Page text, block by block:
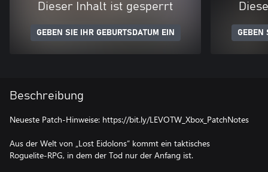
Dieser Inhalt ist gesperrt
GEBEN SIE IHR GEBURTSDATUM EIN GEBEN
Beschreibung
Neueste Patch-Hinweise: https://bit.ly/LEVOTW_Xbox_PatchNotes
Aus der Welt von „Lost Eidolons“ kommt ein taktisches
Roguelite-RPG, in dem der Tod nur der Anfang ist.